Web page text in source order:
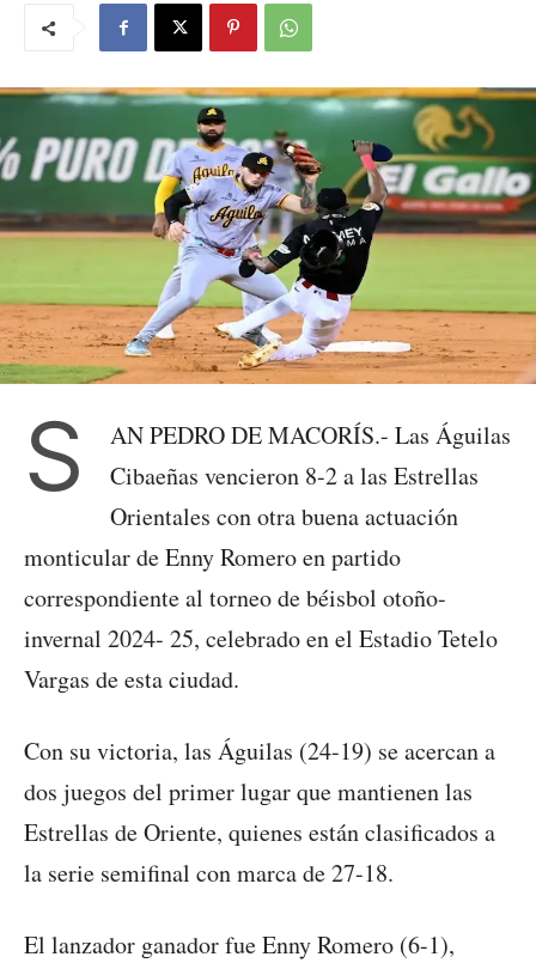
S
AN PEDRO DE MACORÍS.- Las Águilas
Cibaeñas vencieron 8-2 a las Estrellas
Orientales con otra buena actuación
monticular de Enny Romero en partido
correspondiente al torneo de béisbol otoño-
invernal 2024- 25, celebrado en el Estadio Tetelo
Vargas de esta ciudad.
Con su victoria, las Águilas (24-19) se acercan a
dos juegos del primer lugar que mantienen las
Estrellas de Oriente, quienes están clasificados a
la serie semifinal con marca de 27-18.
El lanzador ganador fue Enny Romero (6-1),